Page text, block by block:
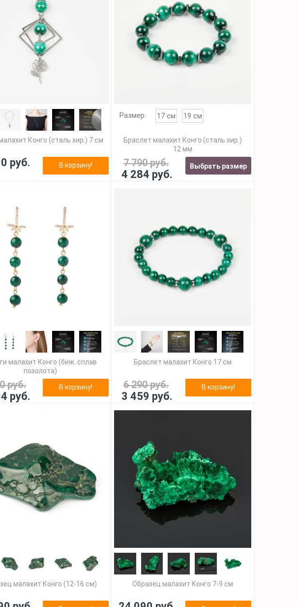
Конго (сталь хир.) 7 см
руб. В корзину!
Размер: 17 см 19 см
Браслет малахит Конго (сталь хир.)
12 мм
7 790 руб.
4 284 руб.
Выбрать размер
малахит Конго (биж. сплав
позолота)
руб.
руб.
В корзину!
Браслет малахит Конго 17 см
6 290 руб.
3 459 руб.
В корзину!
малахит Конго (12-16 см) Образец малахит Конго 7-9 см